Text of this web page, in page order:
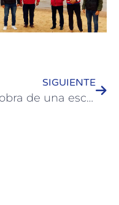
SIGUIENTE
La obra de una escultora de Colón obtuvo el primer premio del 58° Salón Provincial de Artes Visuales de Entre Ríos